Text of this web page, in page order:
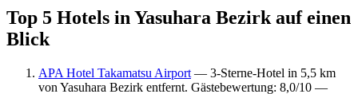
Top 5 Hotels in Yasuhara Bezirk auf einen
Blick
APA Hotel Takamatsu Airport — 3-Sterne-Hotel in 5,5 km
von Yasuhara Bezirk entfernt. Gästebewertung: 8,0/10 —